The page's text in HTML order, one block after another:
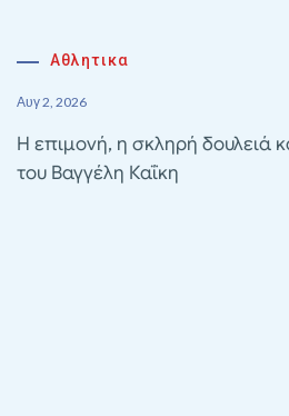
Αθλητικα
Αυγ 2, 2026
Η επιμονή, η σκληρή δουλειά
του Βαγγέλη Καΐκη